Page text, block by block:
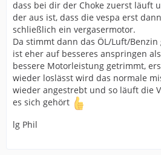
dass bei dir der Choke zuerst läuft
der aus ist, dass die vespa erst
schließlich ein vergasermotor.
Da stimmt dann das ÖL/Luft/
ist eher auf besseres anspringen
bessere Motorleistung getrimmt,
wieder loslässt wird das normale
wieder angestrebt und so läuft die
es sich gehört
lg Phil